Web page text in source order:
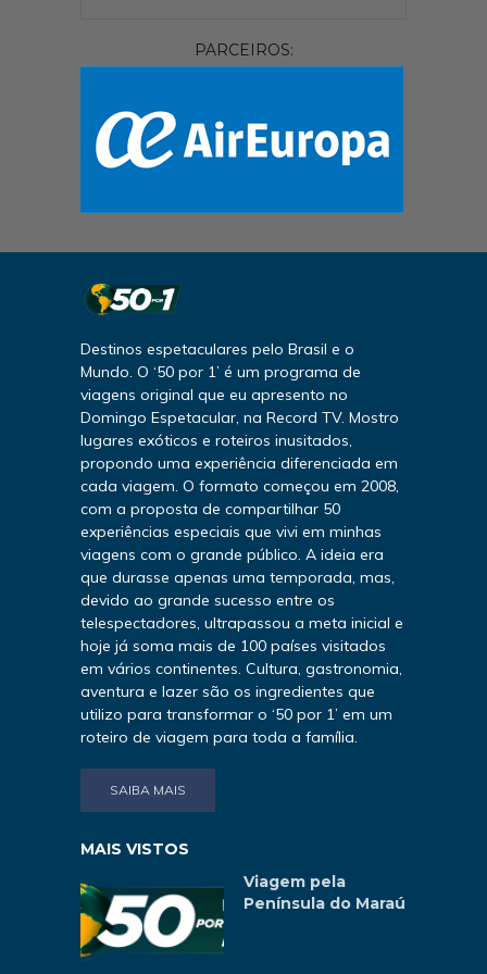
PARCEIROS:
Destinos espetaculares pelo Brasil e o
Mundo. O ‘50 por 1’ é um programa de
viagens original que eu apresento no
Domingo Espetacular, na Record TV. Mostro
lugares exóticos e roteiros inusitados,
propondo uma experiência diferenciada em
cada viagem. O formato começou em 2008,
com a proposta de compartilhar 50
experiências especiais que vivi em minhas
viagens com o grande público. A ideia era
que durasse apenas uma temporada, mas,
devido ao grande sucesso entre os
telespectadores, ultrapassou a meta inicial e
hoje já soma mais de 100 países visitados
em vários continentes. Cultura, gastronomia,
aventura e lazer são os ingredientes que
utilizo para transformar o ‘50 por 1’ em um
roteiro de viagem para toda a família.
SAIBA MAIS
MAIS VISTOS
Viagem pela
Península do Maraú